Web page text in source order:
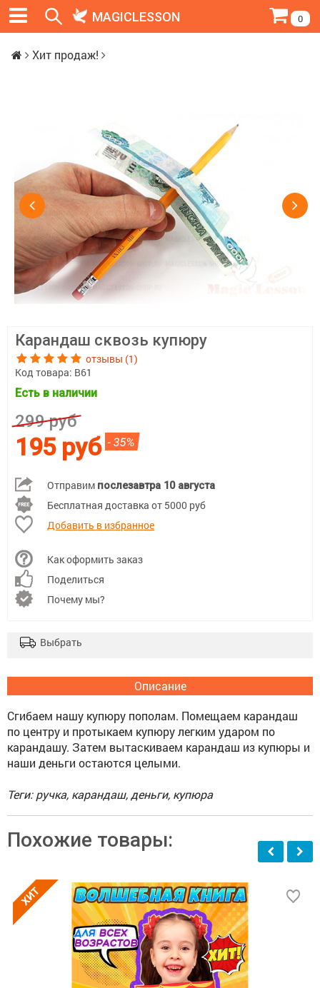
MAGICLESSON 0
Хит продаж!
Карандаш сквозь купюру
отзывы (1)
Код товара: В61
Есть в наличии
299 руб
195 руб - 35%
Отправим послезавтра 10 августа
Бесплатная доставка от 5000 руб
Добавить в избранное
Как оформить заказ
Поделиться
Почему мы?
Выбрать
Описание
Сгибаем нашу купюру пополам. Помещаем карандаш
по центру и протыкаем купюру легким ударом по
карандашу. Затем вытаскиваем карандаш из купюры и
наши деньги остаются целыми.
Теги: ручка, карандаш, деньги, купюра
Похожие товары: